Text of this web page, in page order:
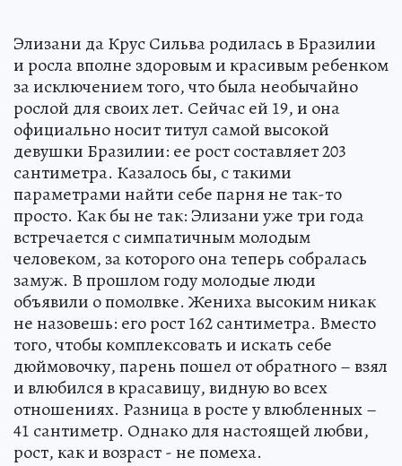
Элизани да Крус Сильва родилась в Бразилии
и росла вполне здоровым и красивым ребенком
за исключением того, что была необычайно
рослой для своих лет. Сейчас ей 19, и она
официально носит титул самой высокой
девушки Бразилии: ее рост составляет 203
сантиметра. Казалось бы, с такими
параметрами найти себе парня не так-то
просто. Как бы не так: Элизани уже три года
встречается с симпатичным молодым
человеком, за которого она теперь собралась
замуж. В прошлом году молодые люди
объявили о помолвке. Жениха высоким никак
не назовешь: его рост 162 сантиметра. Вместо
того, чтобы комплексовать и искать себе
дюймовочку, парень пошел от обратного – взял
и влюбился в красавицу, видную во всех
отношениях. Разница в росте у влюбленных –
41 сантиметр. Однако для настоящей любви,
рост, как и возраст - не помеха.